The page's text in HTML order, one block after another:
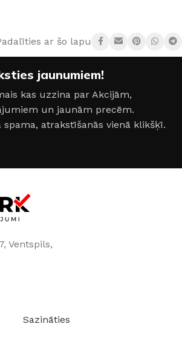
ar šo lapu:
jaunumiem!
kas uzzina par Akcijām,
un jaunām precēm.
spama, atrakstīšanās vienā klikšķī.
Ventspils,
Sazināties